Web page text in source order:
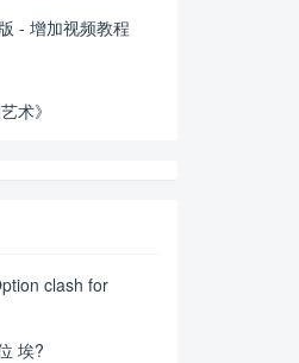
- 增加视频教程
术》
clash for
埃?